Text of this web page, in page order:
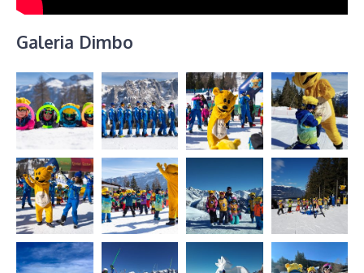
Galeria Dimbo